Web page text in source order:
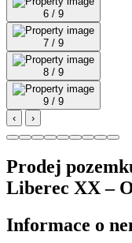
6 / 9
7 / 9
8 / 9
9 / 9
‹
›
Prodej
Liberec XX –
Informace o